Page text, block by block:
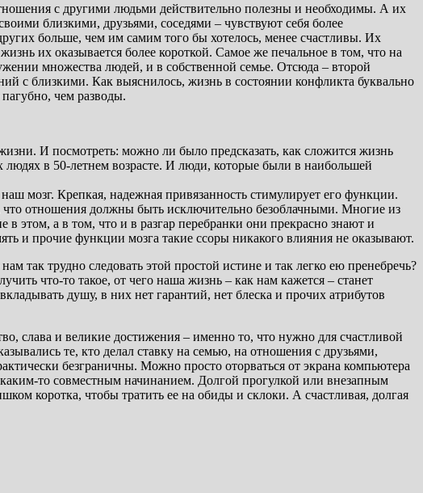
с другими людьми действительно полезны и необходимы. А их
близкими, друзьями, соседями – чувствуют себя более
больше, чем им самим того бы хотелось, менее счастливы. Их
их оказывается более короткой. Самое же печальное в том, что на
множества людей, и в собственной семье. Отсюда – второй
с близкими. Как выяснилось, жизнь в состоянии конфликта буквально
чем разводы.
И посмотреть: можно ли было предсказать, как сложится жизнь
в 50-летнем возрасте. И люди, которые были в наибольшей
мозг. Крепкая, надежная привязанность стимулирует его функции.
отношения должны быть исключительно безоблачными. Многие из
этом, а в том, что и в разгар перебранки они прекрасно знают и
и прочие функции мозга такие ссоры никакого влияния не оказывают.
трудно следовать этой простой истине и так легко ею пренебречь?
что-то такое, от чего наша жизнь – как нам кажется – станет
душу, в них нет гарантий, нет блеска и прочих атрибутов
слава и великие достижения – именно то, что нужно для счастливой
те, кто делал ставку на семью, на отношения с друзьями,
безграничны. Можно просто оторваться от экрана компьютера
то совместным начинанием. Долгой прогулкой или внезапным
коротка, чтобы тратить ее на обиды и склоки. А счастливая, долгая